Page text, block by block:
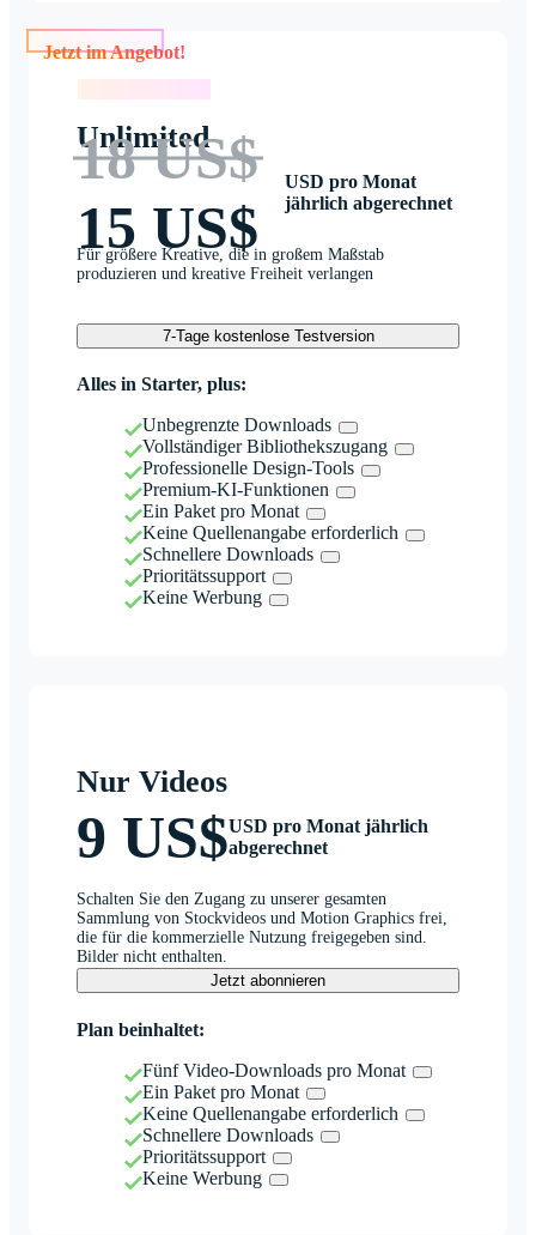
Jetzt im Angebot!
Unlimited
18 US$
15 US$
USD pro Monat
jährlich abgerechnet
Für größere Kreative, die in großem Maßstab
produzieren und kreative Freiheit verlangen
7-Tage kostenlose Testversion
Alles in Starter, plus:
Unbegrenzte Downloads
Vollständiger Bibliothekszugang
Professionelle Design-Tools
Premium-KI-Funktionen
Ein Paket pro Monat
Keine Quellenangabe erforderlich
Schnellere Downloads
Prioritätssupport
Keine Werbung
Nur Videos
9 US$USD pro Monat jährlich
abgerechnet
Schalten Sie den Zugang zu unserer gesamten
Sammlung von Stockvideos und Motion Graphics frei,
die für die kommerzielle Nutzung freigegeben sind.
Bilder nicht enthalten.
Jetzt abonnieren
Plan beinhaltet:
Fünf Video-Downloads pro Monat
Ein Paket pro Monat
Keine Quellenangabe erforderlich
Schnellere Downloads
Prioritätssupport
Keine Werbung